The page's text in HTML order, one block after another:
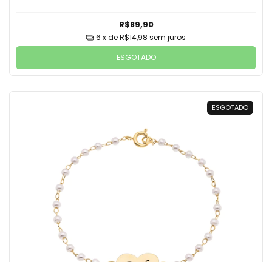
R$89,90
6 x deR$14,98 sem juros
ESGOTADO
ESGOTADO